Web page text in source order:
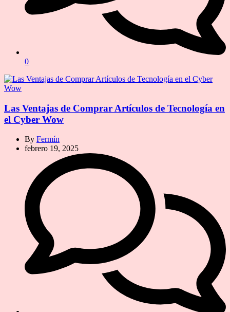
0
Las Ventajas de Comprar Artículos de Tecnología en
el Cyber Wow
By Fermín
febrero 19, 2025